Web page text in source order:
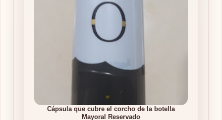
Cápsula que cubre el corcho de la botella
Mayoral Reservado